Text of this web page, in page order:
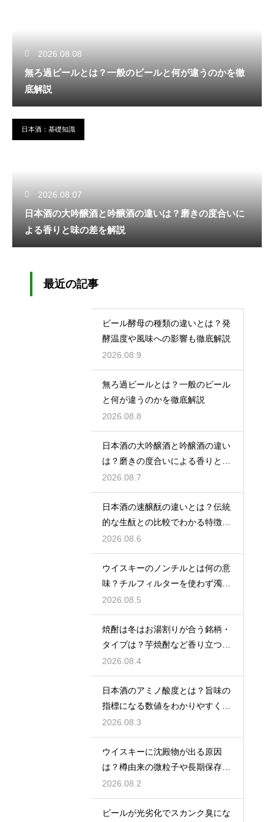
2026.08.08
無ろ過ビールとは？一般のビールと何が違うのかを徹
底解説
日本酒：基礎知識
2026.08.07
日本酒の大吟醸酒と吟醸酒の違いは？磨きの度合いに
よる香りと味の差を解説
最近の記事
ビール酵母の種類の違いとは？発
酵温度や風味への影響も徹底解説
2026.08.9
無ろ過ビールとは？一般のビール
と何が違うのかを徹底解説
2026.08.8
日本酒の大吟醸酒と吟醸酒の違い
は？磨きの度合いによる香りと味
の差を解説
2026.08.7
日本酒の速醸酛の違いとは？伝統
的な生酛との比較でわかる特徴を
解説
2026.08.6
ウイスキーのノンチルとは何の意
味？チルフィルターを使わず濁り
をあえて残す製法
2026.08.5
焼酎は冬はお湯割りが合う銘柄・
タイプは？芋焼酎など香り立つ本
格焼酎で体が温まる
2026.08.4
日本酒のアミノ酸度とは？旨味の
指標になる数値をわかりやすく解
説
2026.08.3
ウイスキーに沈殿物が出る原因
は？樽由来の微粒子や長期保存で
成分が析出するため
2026.08.2
ビールが光劣化でスカンク臭にな